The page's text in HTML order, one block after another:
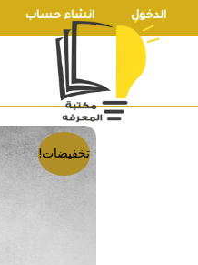
تخطي
إلى
الدخول انشاء حساب
تخفيضات!